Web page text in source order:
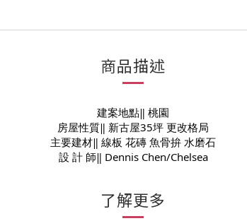
商品描述
建案地點‖ 桃園
房屋性質‖ 新古屋35坪 更改格局
主要建材‖ 線板 花磚 魚骨拚 水磨石
設 計 師‖ Dennis Chen/Chelsea
了解更多